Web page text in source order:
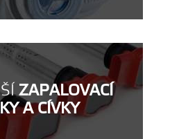
ZAPALOVACÍ
A CÍVKY